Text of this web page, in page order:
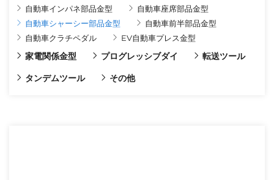
自動車インパネ部品金型
自動車座席部品金型
自動車シャーシー部品金型
自動車前半部品金型
自動車クラチペダル
EV自動車プレス金型
家電関係金型 プログレッシブダイ
転送ツール
タンデムツール
その他